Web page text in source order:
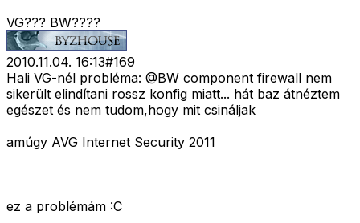
VG??? BW????
2010.11.04. 16:13#169
Hali VG-nél probléma: @BW component firewall nem
sikerült elindítani rossz konfig miatt... hát baz átnéztem
egészet és nem tudom,hogy mit csináljak
amúgy AVG Internet Security 2011
ez a problémám :C